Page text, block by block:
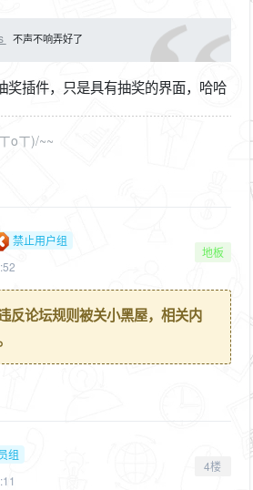
不声不响弄好了
奖插件，只是具有抽奖的界面，哈哈
oㄒ)/~~
禁止用户组
地板
反论坛规则被关小黑屋，相关内
组
4楼